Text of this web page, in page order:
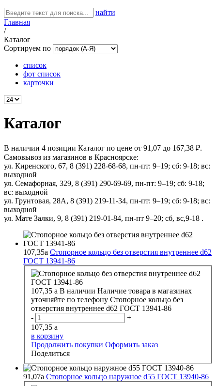
найти
Главная
/
Каталог
Сортируем по
список
фот список
карточки
Каталог
В наличии 4 позиции Каталог по цене от 91,07 до 167,38 ₽.
Самовывоз из магазинов в Красноярске:
ул. Киренского, 67, 8 (391) 228-68-68, пн-пт: 9–19; сб: 9-18; вс:
выходной
ул. Семафорная, 329, 8 (391) 290-69-69, пн-пт: 9–19; сб: 9-18;
вс: выходной
ул. Грунтовая, 28А, 8 (391) 219-11-34, пн-пт: 9–19; сб: 9-18; вс:
выходной
ул. Мате Залки, 9, 8 (391) 219-01-84, пн-пт 9–20; сб, вс,9-18 .
107,35a Стопорное кольцо без отверстия внутреннее d62
ГОСТ 13941-86
107,35 a В наличии Наличие товара в магазинах
уточняйте по телефону Стопорное кольцо без
отверстия внутреннее d62 ГОСТ 13941-86
-
+
107,35 a
в корзину
Продолжить покупки Оформить заказ
Поделиться
91,07a Стопорное кольцо наружное d55 ГОСТ 13940-86